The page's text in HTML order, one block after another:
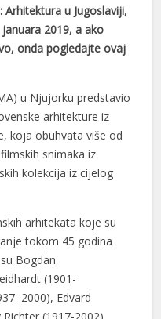
u Jugoslaviji,
2019, a ako
onda pogledajte ovaj
u Njujorku predstavio
arhitekture iz
koja obuhvata više od
snimaka iz
kolekcija iz cijelog
arhitekata koje su
tokom 45 godina
Bogdan
(1901-
Edvard